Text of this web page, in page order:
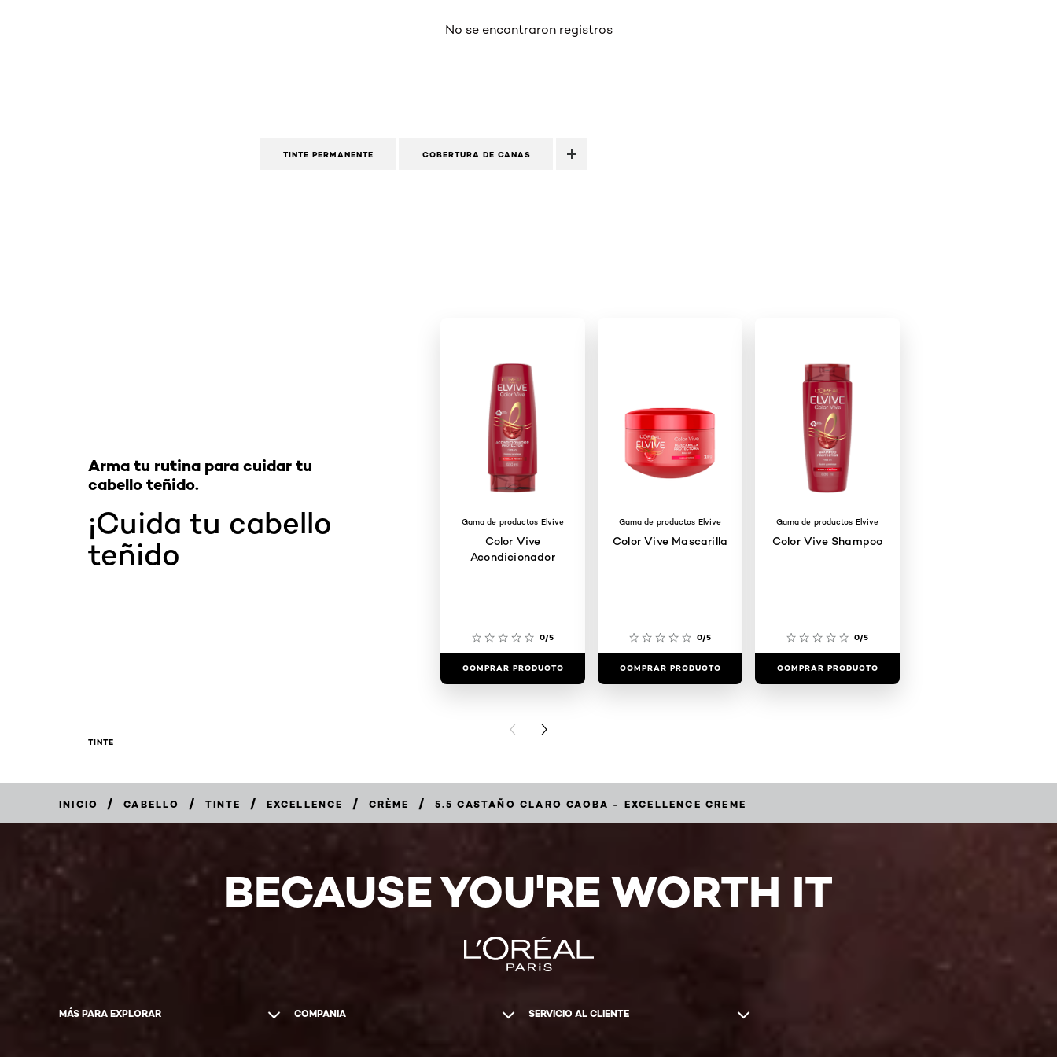
No se encontraron registros
TINTE PERMANENTE COBERTURA DE CANAS
¡Cuida tu cabello
teñido
Arma tu rutina para cuidar tu
cabello teñido.
Gama de productos Elvive
Color Vive
Acondicionador
0/5
COMPRAR PRODUCTO
Gama de productos Elvive
Color Vive Mascarilla
0/5
COMPRAR PRODUCTO
Gama de productos Elvive
Color Vive Shampoo
0/5
COMPRAR PRODUCTO
PREVIOUS CARD
NEXT CARD
TINTE
INICIO / CABELLO / TINTE / EXCELLENCE / CRÈME / 5.5 CASTAÑO CLARO CAOBA - EXCELLENCE CREME
BECAUSE YOU'RE WORTH IT
MÁS PARA EXPLORAR COMPANIA SERVICIO AL CLIENTE